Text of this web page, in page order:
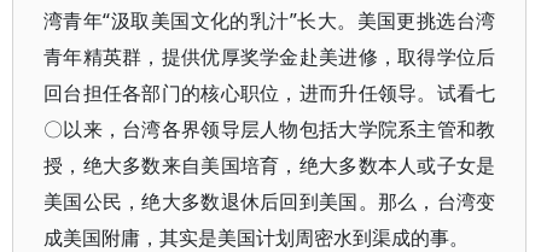
湾青年“汲取美国文化的乳汁”长大。美国更挑选台湾
青年精英群，提供优厚奖学金赴美进修，取得学位后
回台担任各部门的核心职位，进而升任领导。试看七
〇以来，台湾各界领导层人物包括大学院系主管和教
授，绝大多数来自美国培育，绝大多数本人或子女是
美国公民，绝大多数退休后回到美国。那么，台湾变
成美国附庸，其实是美国计划周密水到渠成的事。